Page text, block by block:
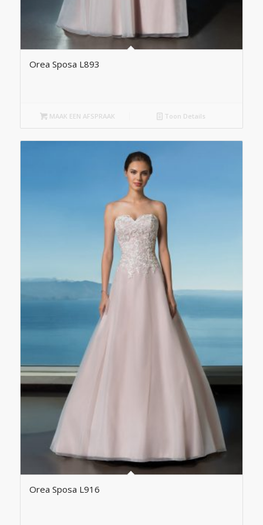
Orea Sposa L893
MAAK EEN AFSPRAAK Toon Details
Orea Sposa L916